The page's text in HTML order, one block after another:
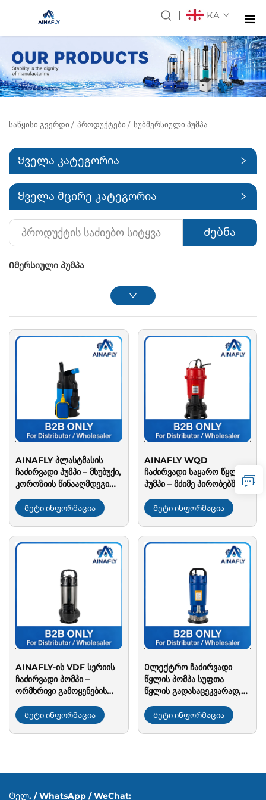
KA
ᲡᲐᲬᲧᲘᲡᲘ ᲒᲕᲔᲠᲓᲘ / ᲞᲠᲝᲓᲣᲥᲢᲔᲑᲘ / ᲡᲣᲑᲛᲔᲠᲡᲘᲣᲚᲘ ᲞᲣᲛᲞᲐ
Ყველა კატეგორია
Ყველა მცირე კატეგორია
Ძებნა
Იმერსიული პუმპა
AINAFLY პლასტმასის
ჩაძირვადი პუმპი – მსუბუქი,
კოროზიის წინააღმდეგი
ფლოტაციური
გადამრთველი სუფთა
აუზების, ტბების და
ბაღების გამოყენებისთვის
Მეტი ინფორმაცია
AINAFLY WQD
ჩაძირვადი საყარო წყლის
პუმპი – მძიმე პირობებში
წყლის გასატანად,
დაკლაკვის წინააღმდეგი
სარეცხ სადგურების,
სამრეწველო წყლის
გატანისთვის
Მეტი ინფორმაცია
AINAFLY-ის VDF სერიის
ჩაძირვადი პომპი –
ორმხრივი გამოყენების
და მსუბუქად
დაბინძურებული
უზრუნველყოფად
Მეტი ინფორმაცია
Ელექტრო ჩაძირვადი
წყლის პომპა სუფთა
წყლის გადასაცეკვარად,
მორწყვისთვის და
საყოფაცხოვრებო
Მეტი ინფორმაცია
Ტელ. / WhatsApp / WeChat: